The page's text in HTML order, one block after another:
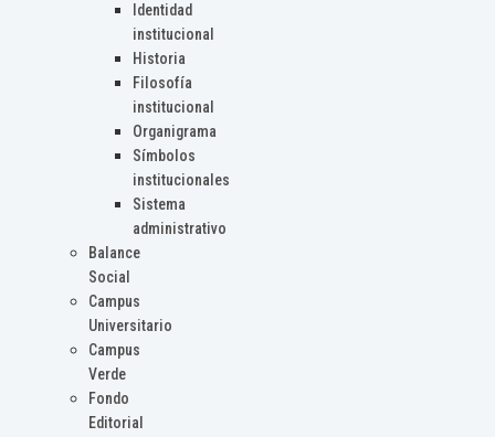
Identidad
institucional
Historia
Filosofía
institucional
Organigrama
Símbolos
institucionales
Sistema
administrativo
Balance
Social
Campus
Universitario
Campus
Verde
Fondo
Editorial